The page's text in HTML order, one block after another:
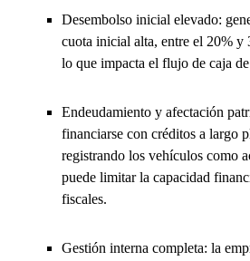
Desembolso inicial elevado:
cuota inicial alta, entre el 20%
lo que impacta el flujo de caja
Endeudamiento y afectación
financiarse con créditos a largo
registrando los vehículos como
puede limitar la capacidad
fiscales.
Gestión interna completa: la